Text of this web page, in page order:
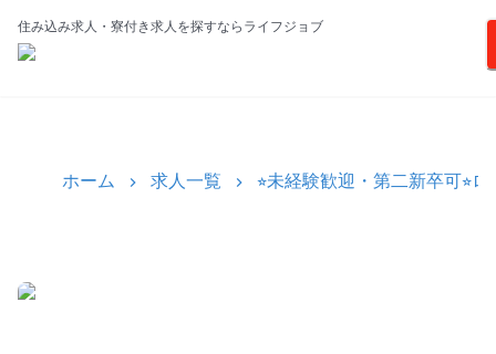
住み込み求人・寮付き求人を探すならライフジョブ
ホーム 求人一覧 ⭐︎未経験歓迎・第二新卒可⭐︎